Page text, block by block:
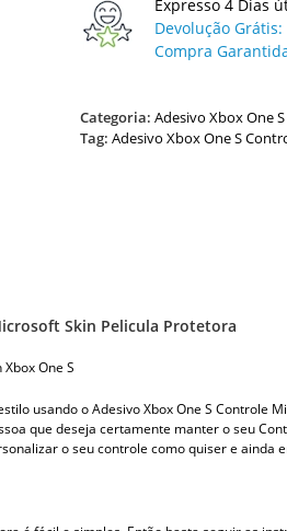
Expresso 4 Dias
Devolução Grátis:
Compra
Categoria: Adesivo Xbox One
Tag: Adesivo Xbox One S
Skin Pelicula Protetora
One S
usando o Adesivo Xbox One S
que deseja certamente manter o seu
o seu controle como quiser e ainda